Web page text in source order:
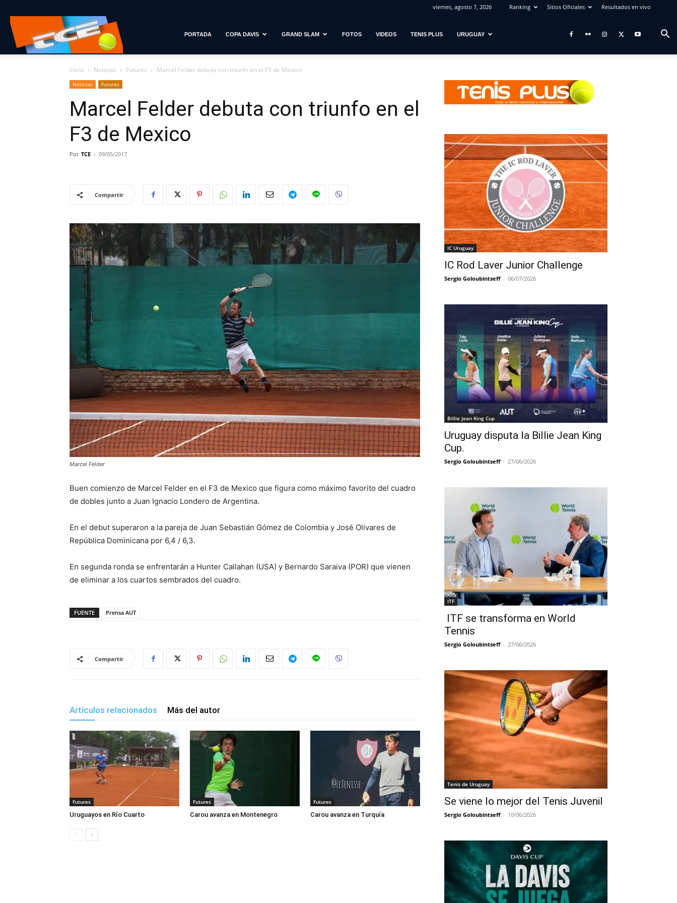
viernes, agosto 7, 2026 Ranking Sitios Oficiales Resultados en vivo
con
Estilo
PORTADA COPA DAVIS GRAND SLAM FOTOS VIDEOS TENIS PLUS URUGUAY
Inicio Noticias Futures Marcel Felder debuta con triunfo en el F3 de Mexico
Noticias Futures
Marcel Felder debuta con triunfo en el
F3 de Mexico
Por TCE - 09/05/2017
Compartir
Marcel Felder
Buen comienzo de Marcel Felder en el F3 de Mexico que figura como máximo favorito del cuadro
de dobles junto a Juan Ignacio Londero de Argentina.
En el debut superaron a la pareja de Juan Sebastián Gómez de Colombia y José Olivares de
República Dominicana por 6,4 / 6,3.
En segunda ronda se enfrentarán a Hunter Callahan (USA) y Bernardo Saraiva (POR) que vienen
de eliminar a los cuartos sembrados del cuadro.
FUENTE Prensa AUT
Compartir
Artículos relacionados Más del autor
Futures
Uruguayos en Río Cuarto
Futures
Carou avanza en Montenegro
Futures
Carou avanza en Turquía
IC Uruguay
IC Rod Laver Junior Challenge
Sergio Goloubintseff - 06/07/2026
Billie Jean King Cup
Uruguay disputa la Billie Jean King
Cup.
Sergio Goloubintseff - 27/06/2026
ITF
ITF se transforma en World
Tennis
Sergio Goloubintseff - 27/06/2026
Tenis de Uruguay
Se viene lo mejor del Tenis Juvenil
Sergio Goloubintseff - 10/06/2026